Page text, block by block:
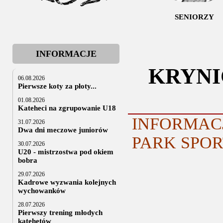
SENIORZY
INFORMACJE
06.08.2026
Pierwsze koty za płoty...
01.08.2026
Kateheci na zgrupowanie U18
31.07.2026
Dwa dni meczowe juniorów
30.07.2026
U20 - mistrzostwa pod okiem
bobra
29.07.2026
Kadrowe wyzwania kolejnych
wychowanków
28.07.2026
Pierwszy trening młodych
katehetów
PARK